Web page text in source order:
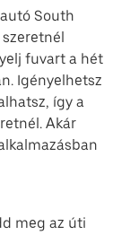
South
fuvart a hét
Igényelhetsz
így a
Akár
meg az úti